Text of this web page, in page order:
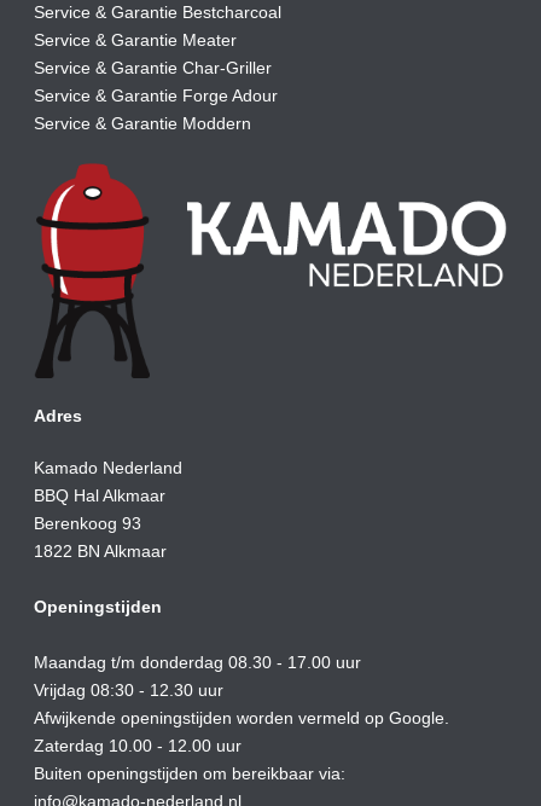
Service & Garantie Bestcharcoal
Service & Garantie Meater
Service & Garantie Char-Griller
Service & Garantie Forge Adour
Service & Garantie Moddern
Adres
Kamado Nederland
BBQ Hal Alkmaar
Berenkoog 93
1822 BN Alkmaar
Openingstijden
Maandag t/m donderdag 08.30 - 17.00 uur
Vrijdag 08:30 - 12.30 uur
Afwijkende openingstijden worden vermeld op Google.
Zaterdag 10.00 - 12.00 uur
Buiten openingstijden om bereikbaar via:
info@kamado-nederland.nl